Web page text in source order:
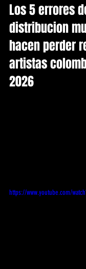
Los 5 errores
distribucion
hacen perder
artistas
2026
https://www.youtube.com/